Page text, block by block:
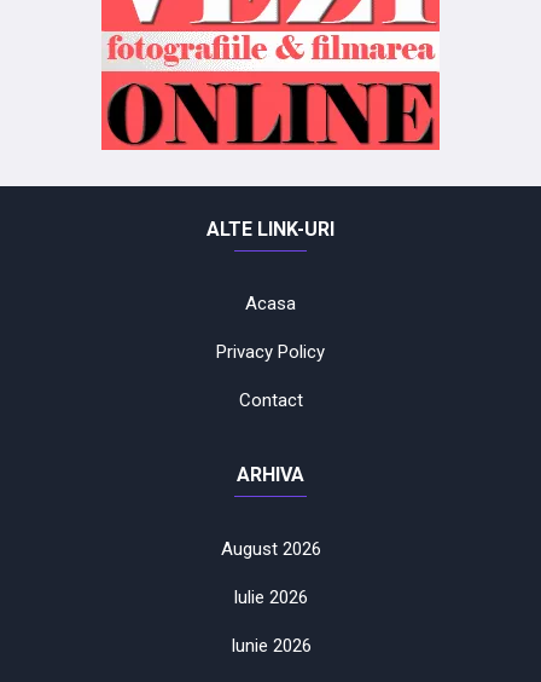
ALTE LINK-URI
Acasa
Privacy Policy
Contact
ARHIVA
August 2026
Iulie 2026
Iunie 2026